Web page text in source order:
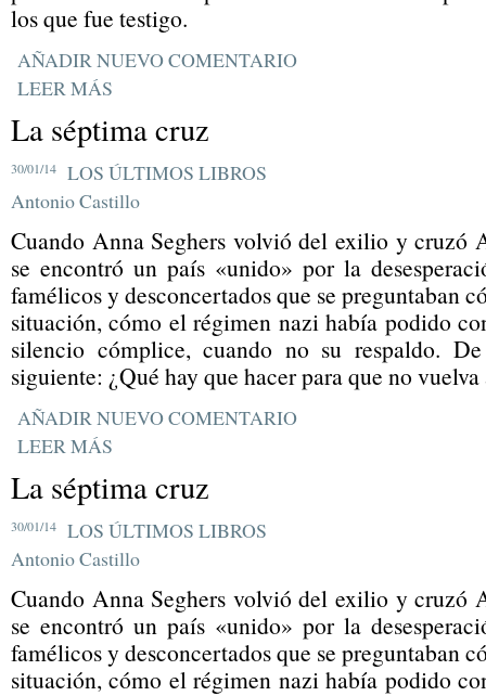
los que fue testigo.
AÑADIR NUEVO COMENTARIO
LEER MÁS
La séptima cruz
30/01/14
LOS ÚLTIMOS LIBROS
Antonio Castillo
Cuando Anna Seghers volvió del exilio y cruzó
se encontró un país «unido» por la
famélicos y desconcertados que se preguntaban
situación, cómo el régimen nazi había podido
silencio cómplice, cuando no su respaldo.
siguiente: ¿Qué hay que hacer para que no
AÑADIR NUEVO COMENTARIO
LEER MÁS
La séptima cruz
30/01/14
LOS ÚLTIMOS LIBROS
Antonio Castillo
Cuando Anna Seghers volvió del exilio y cruzó
se encontró un país «unido» por la
famélicos y desconcertados que se preguntaban
situación, cómo el régimen nazi había podido